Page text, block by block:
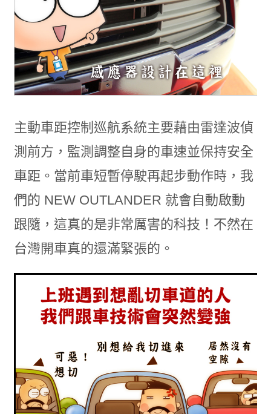
主動車距控制巡航系統主要藉由雷達波偵
測前方，監測調整自身的車速並保持安全
車距。當前車短暫停駛再起步動作時，我
們的 NEW OUTLANDER 就會自動啟動
跟隨，這真的是非常厲害的科技！不然在
台灣開車真的還滿緊張的。